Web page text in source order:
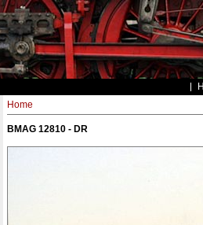
Home
BMAG 12810 - DR